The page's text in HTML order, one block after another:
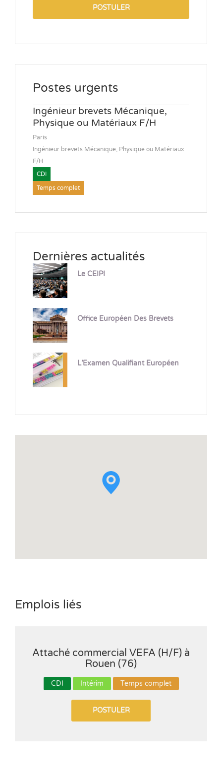
POSTULER
Postes urgents
Ingénieur brevets Mécanique,
Physique ou Matériaux F/H
Paris
Ingénieur brevets Mécanique, Physique ou Matériaux
F/H
CDI
Temps complet
Dernières actualités
Le CEIPI
Office Européen Des Brevets
L’Examen Qualifiant Européen
Emplois liés
Attaché commercial VEFA (H/F) à
Rouen (76)
CDI Intérim Temps complet
POSTULER